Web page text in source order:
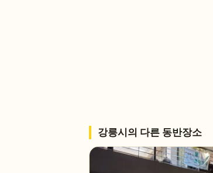
강릉시의 다른 동반장소